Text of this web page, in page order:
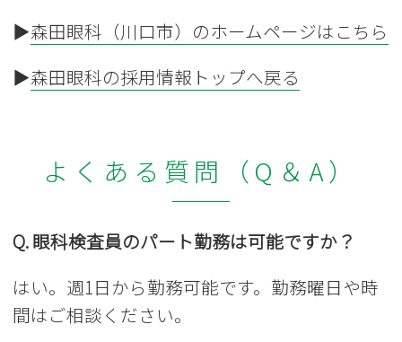
▶森田眼科（川口市）のホームページはこちら
▶森田眼科の採用情報トップへ戻る
よくある質問（Q＆A）
Q. 眼科検査員のパート勤務は可能ですか？
はい。週1日から勤務可能です。勤務曜日や時
間はご相談ください。